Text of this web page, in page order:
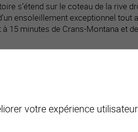
s’étend sur le coteau de la rive
ensoleillement exceptionnel tout
15 minutes de Crans-Montana et
parfait tout au long de l’année.
votre expérience